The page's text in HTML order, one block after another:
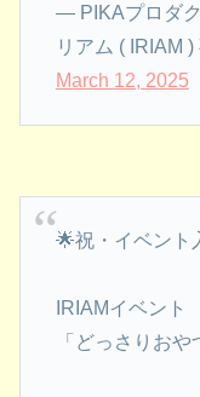
— PIKAプロダ
リアム ( IRIAM
March 12, 2025
🌟祝・イベント
IRIAMイベント
「どっさりお